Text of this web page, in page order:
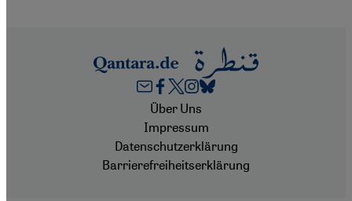
FooterÜber Uns
Impressum
Datenschutzerklärung
Barrierefreiheitserklärung